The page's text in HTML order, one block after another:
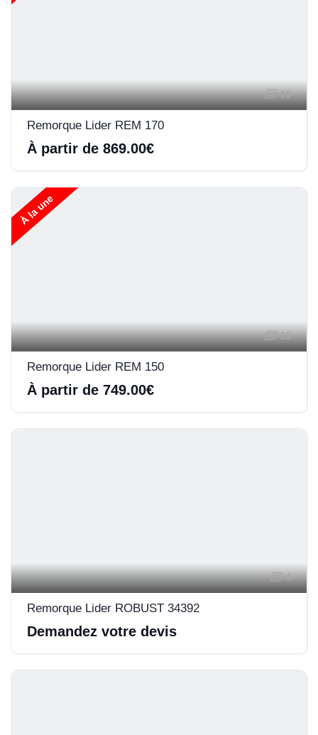
10
Remorque Lider REM 170
À partir de 869.00€
À la une
15
Remorque Lider REM 150
À partir de 749.00€
4
Remorque Lider ROBUST 34392
Demandez votre devis